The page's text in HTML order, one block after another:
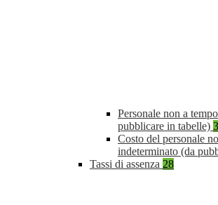
Personale non a
pubblicare in tabelle)
Costo del personale
indeterminato (da
Tassi di assenza 28